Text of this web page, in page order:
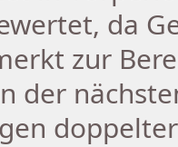
da
zur
der